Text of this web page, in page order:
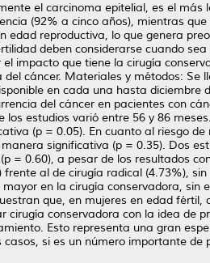
el carcinoma epitelial, es el
(92% a cinco años), mientras
edad reproductiva, lo que genera
deben considerarse cuando
impacto que tiene la cirugía
del cáncer. Materiales y métodos:
en cada una hasta
del cáncer en pacientes con
los estudios varió entre 56 y 86
(p = 0.05). En cuanto al riesgo
significativa (p = 0.35). Dos
= 0.60), a pesar de los resultados
al de cirugía radical (4.73%),
en la cirugía conservadora, sin
que, en mujeres en edad
cirugía conservadora con la idea de
Esto representa una gran
casos, si es un número importante